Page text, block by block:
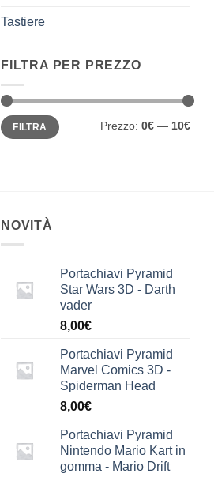
Tastiere
FILTRA PER PREZZO
Prezzo
Min
Prezzo
MaxFILTRA Prezzo: 0€ — 10€
NOVITÀ
Portachiavi Pyramid
Star Wars 3D - Darth
vader
8,00€
Portachiavi Pyramid
Marvel Comics 3D -
Spiderman Head
8,00€
Portachiavi Pyramid
Nintendo Mario Kart in
gomma - Mario Drift